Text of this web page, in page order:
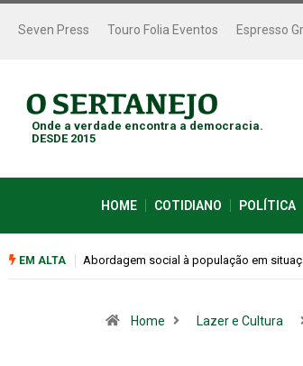
Seven Press Touro Folia Eventos Espresso
Onde a verdade encontra a democracia.
DESDE 2015
HOME COTIDIANO POLÍTICA
EM ALTA Cemitérios terão horário especial e
Home Lazer e Cultura